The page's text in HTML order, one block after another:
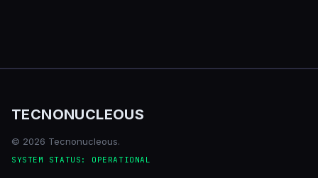
TECNONUCLEOUS
© 2026 Tecnonucleous.
SYSTEM STATUS: OPERATIONAL